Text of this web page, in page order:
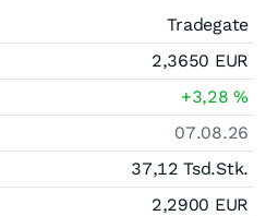
Tradegate
2,3650 EUR
+3,28%
07.08.26
37,12 Tsd.Stk.
2,2900 EUR